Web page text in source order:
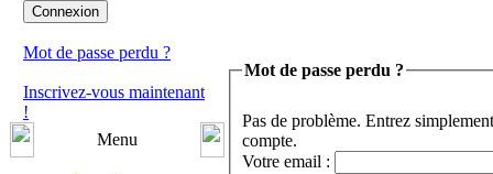
Mot de passe perdu ?
Inscrivez-vous maintenant
!
Menu
Mot de passe perdu ?
Pas de problème. Entrez
compte.
Votre email :